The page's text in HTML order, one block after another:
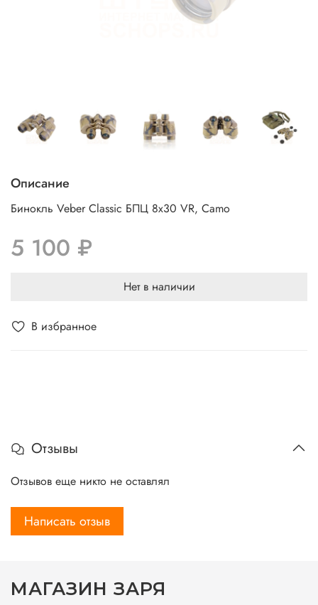
В избранное
Описание
Бинокль Veber Classic БПЦ 8х30 VR, Camo
5 100 ₽
Нет в наличии
Отзывы
Отзывов еще никто не оставлял
Написать отзыв
МАГАЗИН ЗАРЯ